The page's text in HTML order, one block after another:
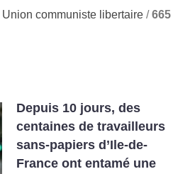
Union communiste libertaire /665
Depuis 10 jours, des
centaines de travailleurs
sans-papiers d’Ile-de-
France ont entamé une